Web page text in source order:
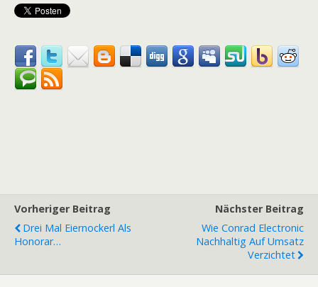
Vorheriger Beitrag
Drei Mal Eiernockerl Als
Honorar…
Nächster Beitrag
Wie Conrad Electronic
Nachhaltig Auf Umsatz
Verzichtet